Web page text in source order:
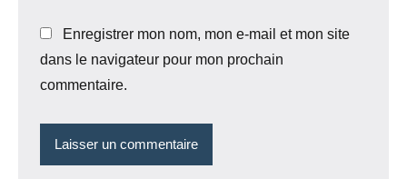
Enregistrer mon nom, mon e-mail et mon site
dans le navigateur pour mon prochain
commentaire.